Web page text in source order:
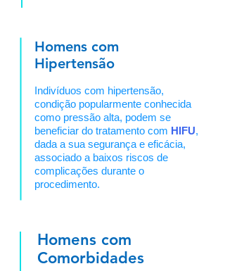
Homens com
Hipertensão
Indivíduos com hipertensão,
condição popularmente conhecida
como pressão alta, podem se
beneficiar do tratamento com HIFU,
dada a sua segurança e eficácia,
associado a baixos riscos de
complicações durante o
procedimento.
Homens com
Comorbidades